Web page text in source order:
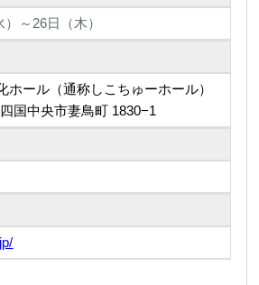
～26日（木）
ホール（通称しこちゅーホール）
国中央市妻鳥町 1830−1